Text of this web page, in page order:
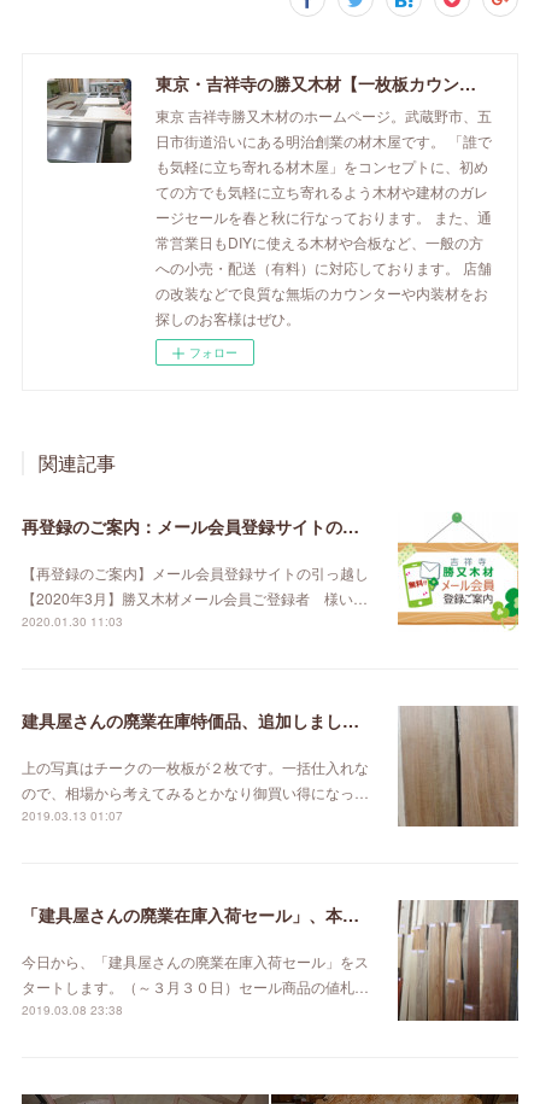
東京・吉祥寺の勝又木材【一枚板カウンター】
東京 吉祥寺勝又木材のホームページ。武蔵野市、五
日市街道沿いにある明治創業の材木屋です。 「誰で
も気軽に立ち寄れる材木屋」をコンセプトに、初め
ての方でも気軽に立ち寄れるよう木材や建材のガレ
ージセールを春と秋に行なっております。 また、通
常営業日もDIYに使える木材や合板など、一般の方
への小売・配送（有料）に対応しております。 店舗
の改装などで良質な無垢のカウンターや内装材をお
探しのお客様はぜひ。
フォロー
関連記事
再登録のご案内：メール会員登録サイトの引っ越し【2020年3月】
【再登録のご案内】メール会員登録サイトの引っ越し
【2020年3月】勝又木材メール会員ご登録者 様い…
2020.01.30 11:03
建具屋さんの廃業在庫特価品、追加しました。
上の写真はチークの一枚板が２枚です。一括仕入れな
ので、相場から考えてみるとかなり御買い得になっ…
2019.03.13 01:07
「建具屋さんの廃業在庫入荷セール」、本日スタート！
今日から、「建具屋さんの廃業在庫入荷セール」をス
タートします。（～３月３０日）セール商品の値札…
2019.03.08 23:38